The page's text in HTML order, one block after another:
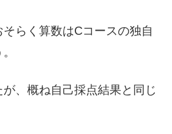
らく算数はCコースの独自
、概ね自己採点結果と同じ